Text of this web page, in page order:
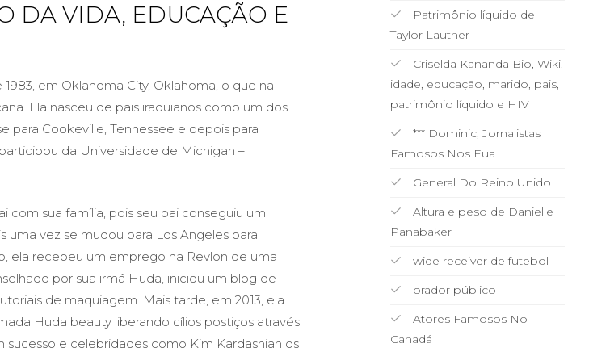
DA VIDA, EDUCAÇÃO E
em Oklahoma City, Oklahoma, o que na
Ela nasceu de pais iraquianos como um dos
para Cookeville, Tennessee e depois para
da Universidade de Michigan –
com sua família, pois seu pai conseguiu um
vez se mudou para Los Angeles para
ela recebeu um emprego na Revlon de uma
por sua irmã Huda, iniciou um blog de
de maquiagem. Mais tarde, em 2013, ela
Huda beauty liberando cílios postiços através
sucesso e celebridades como Kim Kardashian os
Patrimônio líquido de
Taylor Lautner
Criselda Kananda Bio, Wiki,
idade, educação, marido, pais,
patrimônio líquido e HIV
*** Dominic, Jornalistas
Famosos Nos Eua
General Do Reino Unido
Altura e peso de Danielle
Panabaker
wide receiver de futebol
orador público
Atores Famosos No
Canadá